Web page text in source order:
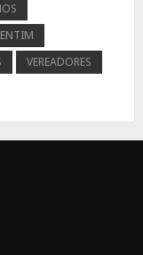
VEREADORES